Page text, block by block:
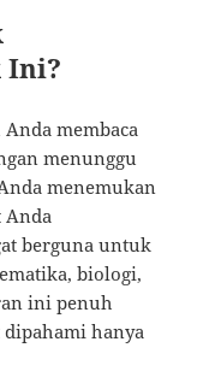
Ini?
membaca
menunggu
menemukan
Anda
berguna untuk
biologi,
ini penuh
hanya